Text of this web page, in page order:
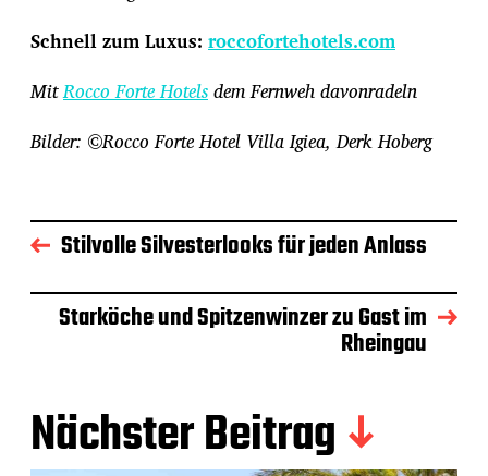
Schnell zum Luxus: roccofortehotels.com
MitRocco Forte Hotelsdem Fernweh davonradeln
Bilder: ©Rocco Forte Hotel Villa Igiea, Derk Hoberg
Stilvolle Silvesterlooks für jeden Anlass
Starköche und Spitzenwinzer zu Gast im
Rheingau
Nächster Beitrag